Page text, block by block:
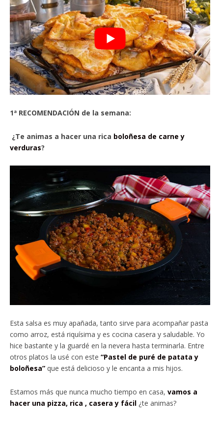
1ª RECOMENDACIÓN de la semana:
¿Te animas a hacer una rica boloñesa de carne y
verduras?
Esta salsa es muy apañada, tanto sirve para acompañar pasta
como arroz, está riquísima y es cocina casera y saludable. Yo
hice bastante y la guardé en la nevera hasta terminarla. Entre
otros platos la usé con este “Pastel de puré de patata y
boloñesa” que está delicioso y le encanta a mis hijos.
Estamos más que nunca mucho tiempo en casa, vamos a
hacer una pizza, rica , casera y fácil ¿te animas?